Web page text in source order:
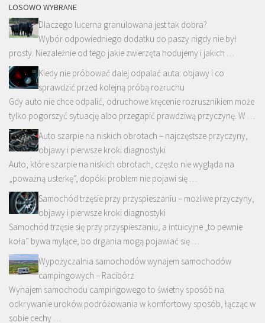
LOSOWO WYBRANE
Dlaczego lucerna granulowana jest tak dobra?
Wybór odpowiedniego dodatku do paszy nigdy nie był
prosty. Niezależnie od tego jakie zwierzęta hodujemy i jakich …
Kiedy nie próbować dalej odpalać auta: objawy i co
sprawdzić przed kolejną próbą rozruchu
Gdy auto nie chce odpalić, odruchowe kręcenie rozrusznikiem może
tylko pogorszyć sytuację albo przegapić prawdziwą przyczynę. W …
Auto szarpie na niskich obrotach – najczęstsze przyczyny,
objawy i pierwsze kroki diagnostyki
Auto, które szarpie na niskich obrotach, często nie wygląda na
„poważną usterkę”, dopóki problem nie pojawi się …
Samochód trzęsie przy przyspieszaniu – możliwe przyczyny,
objawy i pierwsze kroki diagnostyki
Samochód trzęsie się przy przyspieszaniu, a intuicyjne „to pewnie
koła” bywa mylące, bo drgania mogą pojawiać się …
Wypożyczalnia samochodów wynajem samochodów
campingowych – Racibórz
Wynajem samochodu campingowego to świetny sposób na
odkrywanie uroków podróżowania w komfortowy sposób, łącząc w
sobie cechy …